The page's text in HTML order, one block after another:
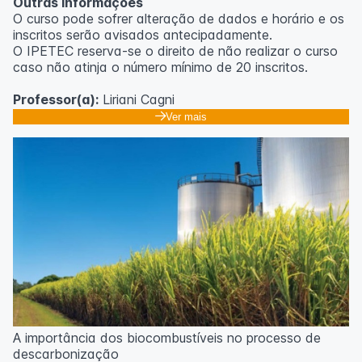
O curso pode sofrer alteração de dados e horário e os
inscritos serão avisados ​​antecipadamente.
O IPETEC reserva-se o direito de não realizar o curso
caso não atinja o número mínimo de 20 inscritos.
Professor(a): Liriani Cagni
Ver mais
A importância dos biocombustíveis no processo de
descarbonização